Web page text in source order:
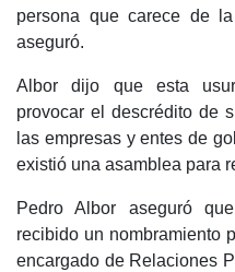
persona que carece de
aseguró.
Albor dijo que esta
provocar el descrédito de
las empresas y entes de
existió una asamblea para
Pedro Albor aseguró
recibido un nombramiento
encargado de Relaciones